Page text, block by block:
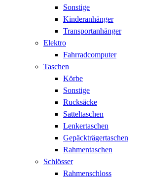
Sonstige
Kinderanhänger
Transportanhänger
Elektro
Fahrradcomputer
Taschen
Körbe
Sonstige
Rucksäcke
Satteltaschen
Lenkertaschen
Gepäckträgertaschen
Rahmentaschen
Schlösser
Rahmenschloss